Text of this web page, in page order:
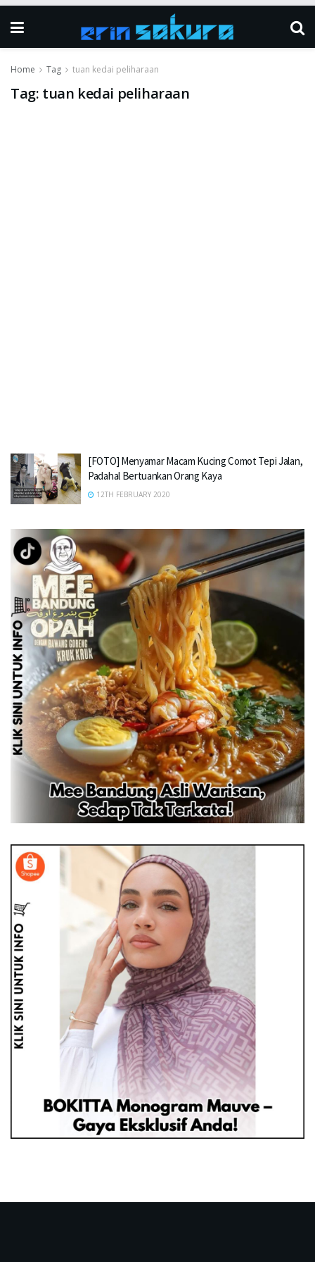
Home Tag tuan kedai peliharaan
Tag: tuan kedai peliharaan
[FOTO] Menyamar Macam Kucing Comot Tepi Jalan,
Padahal Bertuankan Orang Kaya
12TH FEBRUARY 2020